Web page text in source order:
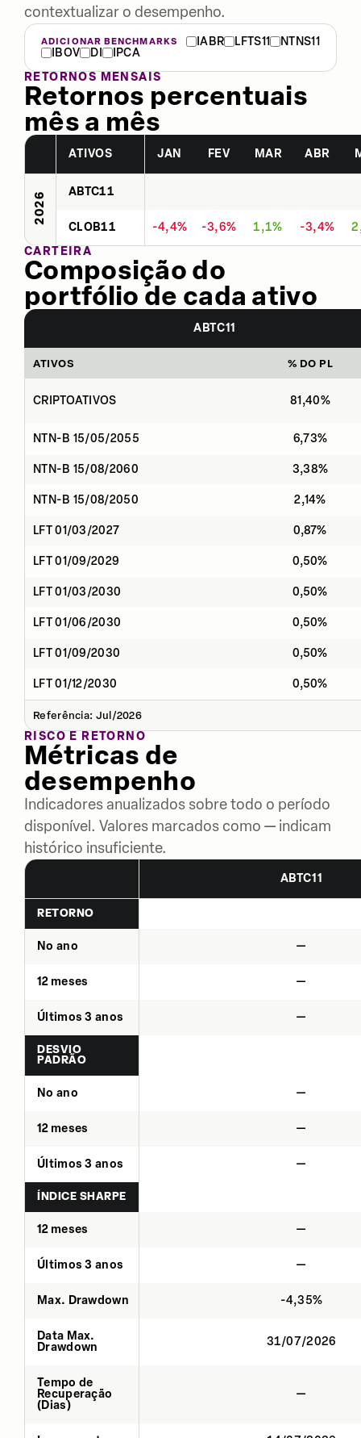
contextualizar o desempenho.
ADICIONAR BENCHMARKS IABR LFTS11
NTNS11
IBOV
DI
IPCA
RETORNOS MENSAIS
Retornos percentuais
mês a mês
ATIVOS JAN FEV MAR ABR
2026 ABTC11
CLOB11 -4,4% -3,6% 1,1% -3,4%
CARTEIRA
Composição do
portfólio de cada ativo
ABTC11
ATIVOS % DO PL
CRIPTOATIVOS 81,40%
NTN-B 15/05/2055 6,73%
NTN-B 15/08/2060 3,38%
NTN-B 15/08/2050 2,14%
LFT 01/03/2027 0,87%
LFT 01/09/2029 0,50%
LFT 01/03/2030 0,50%
LFT 01/06/2030 0,50%
LFT 01/09/2030 0,50%
LFT 01/12/2030 0,50%
Referência: Jul/2026
RISCO E RETORNO
Métricas de
desempenho
Indicadores anualizados sobre todo o período
disponível. Valores marcados como — indicam
histórico insuficiente.
ABTC11
RETORNO
No ano —
12 meses —
Últimos 3 anos —
DESVIO
PADRÃO
No ano —
12 meses —
Últimos 3 anos —
ÍNDICE SHARPE
12 meses —
Últimos 3 anos —
Max. Drawdown -4,35%
Data Max.
Drawdown
31/07/2026
Tempo de
Recuperação
(Dias)
—